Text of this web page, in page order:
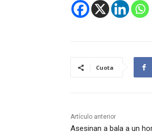
Cuota
Artículo anterior
Asesinan a bala a un